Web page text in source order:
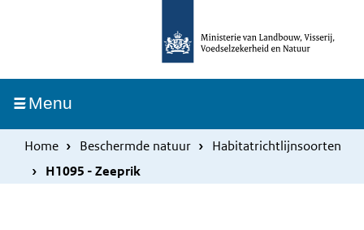
inhoud
gaan
MenuIngeklapt
Home Beschermde natuur
Habitatrichtlijnsoorten
H1095 - Zeeprik